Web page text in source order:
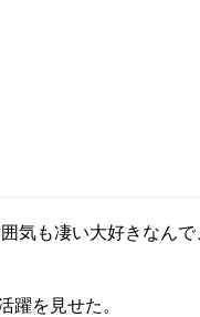
気も凄い大好きなんで
を見せた。